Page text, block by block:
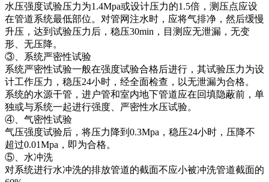
水压强度试验压力为1.4Mpa或设计压力的1.5倍，测压点应设
在管道系统最低部位。对管网注水时，应将气排净，然后缓慢
升压，达到试验压力后，稳压30min，目测应无泄漏，无变
形、无压降。
③、系统严密性试验
系统严密性试验一般在强度试验合格后进行，其试验压力为设
计工作压力，稳压24小时，经全面检查，以无泄漏为合格。
系统的水源干管，进户管和室内地下管道应在回填隐蔽前，单
独或与系统一起进行强度、严密性水压试验。
④、气密性试验
气压强度试验后，将压力降到0.3Mpa，稳压24小时，压降不
超过0.01Mpa，即为合格。
⑤、水冲洗
对系统进行水冲洗的排放管道的截面不应小被冲洗管道截面的